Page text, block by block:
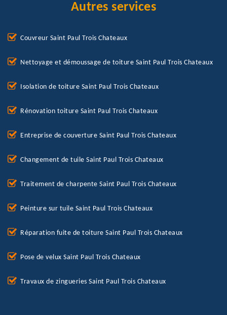
Autres services
Couvreur Saint Paul Trois Chateaux
Nettoyage et démoussage de toiture Saint Paul Trois Chateaux
Isolation de toiture Saint Paul Trois Chateaux
Rénovation toiture Saint Paul Trois Chateaux
Entreprise de couverture Saint Paul Trois Chateaux
Changement de tuile Saint Paul Trois Chateaux
Traitement de charpente Saint Paul Trois Chateaux
Peinture sur tuile Saint Paul Trois Chateaux
Réparation fuite de toiture Saint Paul Trois Chateaux
Pose de velux Saint Paul Trois Chateaux
Travaux de zingueries Saint Paul Trois Chateaux